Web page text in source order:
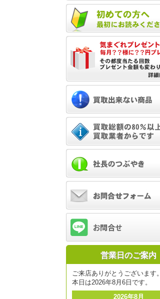
営業日のご案内
ご来店ありがとうございます。
本日は2026年8月6日です。
2026年8月